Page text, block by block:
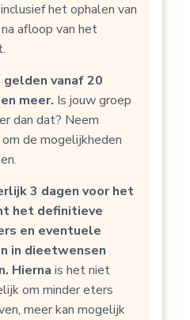
het ophalen van
afloop van het
gelden vanaf 20
meer. Is jouw groep
dan dat? Neem
de mogelijkheden
3 dagen voor het
het definitieve
en eventuele
in dieetwensen
Hierna is het niet
om minder eters
meer kan mogelijk